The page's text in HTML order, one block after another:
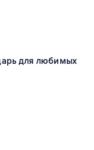
для любимых
основе 0 оценок